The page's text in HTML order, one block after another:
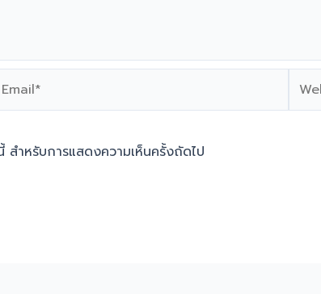
สำหรับการแสดงความเห็นครั้งถัดไป